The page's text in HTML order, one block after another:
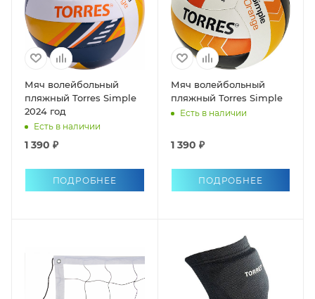
Мяч волейбольный
пляжный Torres Simple
2024 год
Есть в наличии
1 390 ₽
ПОДРОБНЕЕ
Мяч волейбольный
пляжный Torres Simple
Есть в наличии
1 390 ₽
ПОДРОБНЕЕ